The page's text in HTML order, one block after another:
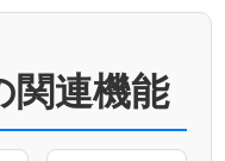
関連機能